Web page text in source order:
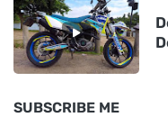
SUBSCRIBE ME